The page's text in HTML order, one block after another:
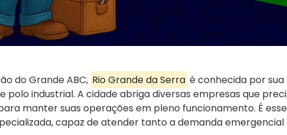
do Grande ABC, Rio Grande da Serra é conhecida por
polo industrial. A cidade abriga diversas empresas que
manter suas operações em pleno funcionamento. É
capaz de atender tanto a demanda